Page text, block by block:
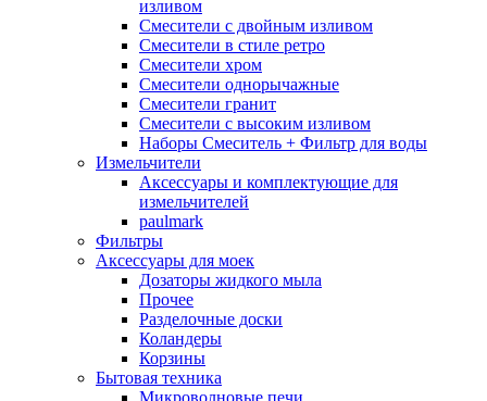
изливом
Смесители с двойным изливом
Смесители в стиле ретро
Смесители хром
Смесители однорычажные
Смесители гранит
Смесители с высоким изливом
Наборы Смеситель + Фильтр для воды
Измельчители
Аксессуары и комплектующие для
измельчителей
paulmark
Фильтры
Аксессуары для моек
Дозаторы жидкого мыла
Прочее
Разделочные доски
Коландеры
Корзины
Бытовая техника
Микроволновые печи